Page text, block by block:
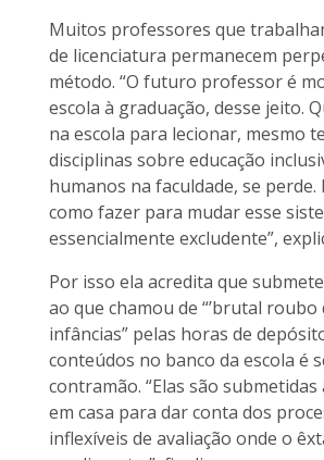
Muitos professores que
de licenciatura permanecem
método. “O futuro professor é
escola à graduação, desse jeito.
na escola para lecionar, mesmo
disciplinas sobre educação
humanos na faculdade, se perde.
como fazer para mudar esse
essencialmente excludente”,
Por isso ela acredita que
ao que chamou de “’brutal roubo
infâncias” pelas horas de
conteúdos no banco da escola é
contramão. “Elas são submetidas
em casa para dar conta dos
inflexíveis de avaliação onde o